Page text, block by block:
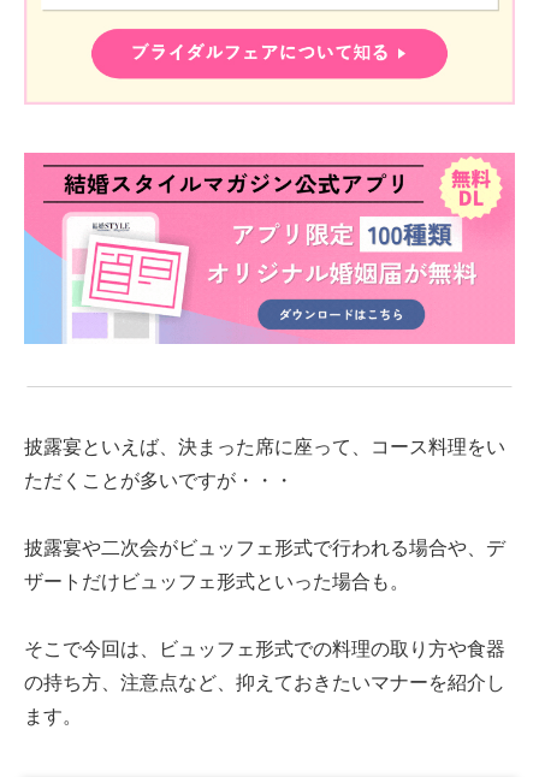
披露宴といえば、決まった席に座って、コース料理をい
ただくことが多いですが・・・
披露宴や二次会がビュッフェ形式で行われる場合や、デ
ザートだけビュッフェ形式といった場合も。
そこで今回は、ビュッフェ形式での料理の取り方や食器
の持ち方、注意点など、抑えておきたいマナーを紹介し
ます。